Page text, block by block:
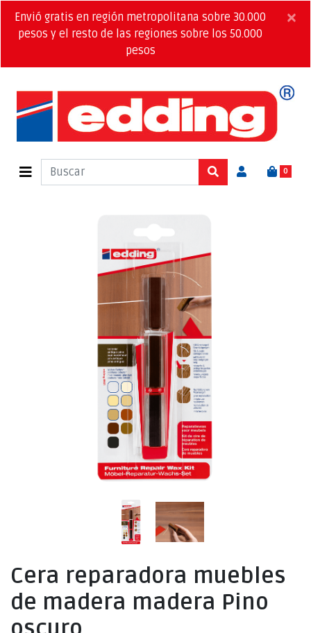
Envió gratis en región metropolitana sobre 30.000
pesos y el resto de las regiones sobre los 50.000
pesos
×
0
Cera reparadora muebles
de madera madera Pino